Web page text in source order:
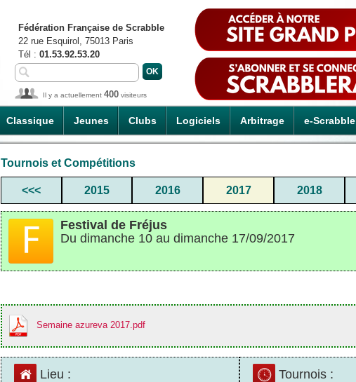
Classique Jeunes Clubs Logiciels Arbitrage e-Scrabble
Fédération Française de Scrabble
22 rue Esquirol, 75013 Paris
Tél : 01.53.92.53.20
Il y a actuellement 400 visiteurs
Tournois et Compétitions
<<< 2015 2016 2017 2018
Festival de Fréjus
Du dimanche 10 au dimanche 17/09/2017
Semaine azureva 2017.pdf
Lieu : Tournois :